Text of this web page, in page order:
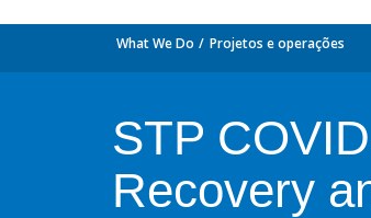
What We Do Projetos e operações
STP
Recovery